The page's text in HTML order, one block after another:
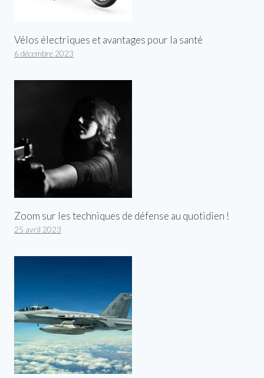
Vélos électriques et avantages pour la santé
6 décembre 2023
Zoom sur les techniques de défense au quotidien !
25 avril 2023